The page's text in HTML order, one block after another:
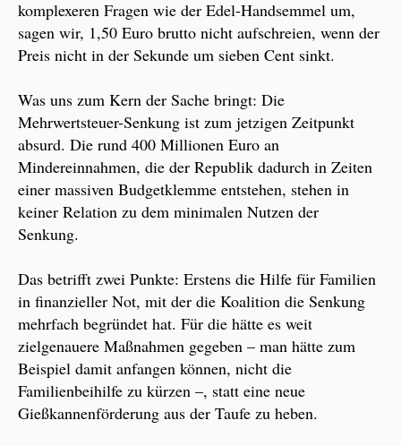
komplexeren Fragen wie der Edel-Handsemmel um,
sagen wir, 1,50 Euro brutto nicht aufschreien, wenn der
Preis nicht in der Sekunde um sieben Cent sinkt.
Was uns zum Kern der Sache bringt: Die
Mehrwertsteuer-Senkung ist zum jetzigen Zeitpunkt
absurd. Die rund 400 Millionen Euro an
Mindereinnahmen, die der Republik dadurch in Zeiten
einer massiven Budgetklemme entstehen, stehen in
keiner Relation zu dem minimalen Nutzen der
Senkung.
Das betrifft zwei Punkte: Erstens die Hilfe für Familien
in finanzieller Not, mit der die Koalition die Senkung
mehrfach begründet hat. Für die hätte es weit
zielgenauere Maßnahmen gegeben – man hätte zum
Beispiel damit anfangen können, nicht die
Familienbeihilfe zu kürzen –, statt eine neue
Gießkannenförderung aus der Taufe zu heben.